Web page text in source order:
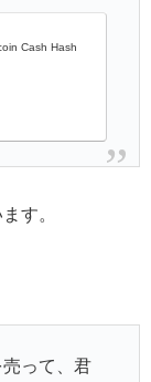
Cash Hash
す。
って、君